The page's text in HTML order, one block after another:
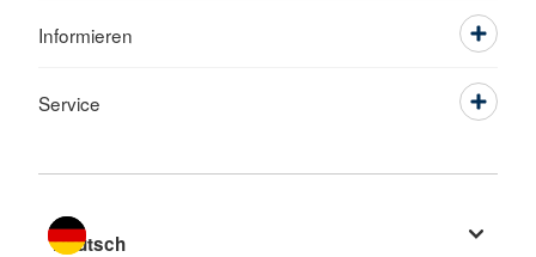
Informieren
Service
Sprache wechseln zu